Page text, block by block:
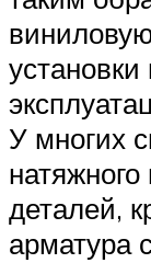
У многих
деталей,
арматура